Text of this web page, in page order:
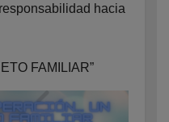
hacia
FAMILIAR”